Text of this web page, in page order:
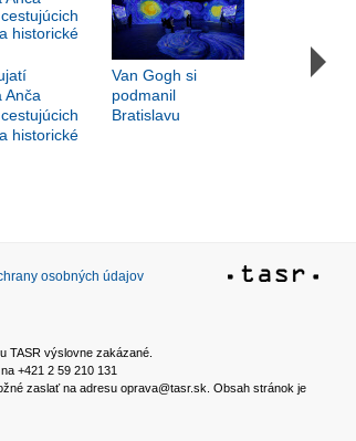
Anča
historické
Van Gogh si
podmanil
Bratislavu
osobných údajov
TASR výslovne zakázané.
+421 2 59 210 131
zaslať na adresu oprava@tasr.sk. Obsah stránok je